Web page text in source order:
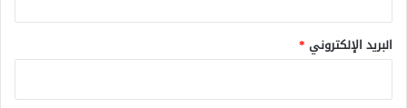
البريد الإلكتروني *